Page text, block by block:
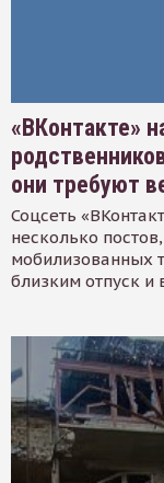
«ВКонтакте»
они требуют
Соцсеть
несколько
мобилизованных
близким отпуск и